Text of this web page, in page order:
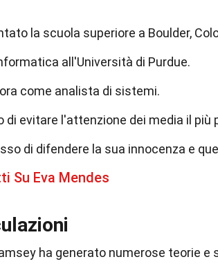
la scuola superiore a Boulder,
all'Università di Purdue.
come analista di sistemi.
di evitare l'attenzione dei media il più
di difendere la sua innocenza e
Su Eva Mendes
ha generato numerose teorie e